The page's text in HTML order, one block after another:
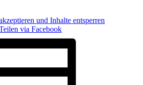
und Inhalte entsperren
via Facebook